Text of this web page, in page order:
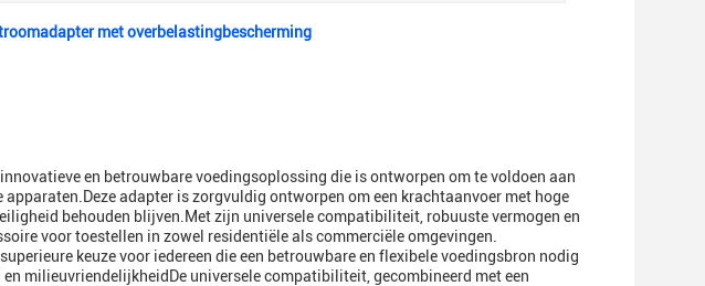
met overbelastingbescherming
en betrouwbare voedingsoplossing die is ontworpen om te voldoen aan
adapter is zorgvuldig ontworpen om een krachtaanvoer met hoge
behouden blijven.Met zijn universele compatibiliteit, robuuste vermogen en
voor toestellen in zowel residentiële als commerciële omgevingen.
keuze voor iedereen die een betrouwbare en flexibele voedingsbron nodig
milieuvriendelijkheidDe universele compatibiliteit, gecombineerd met een